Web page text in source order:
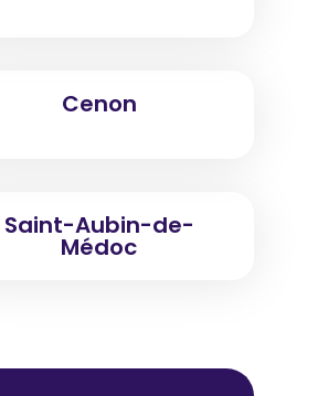
Cenon
Saint-Aubin-de-
Médoc